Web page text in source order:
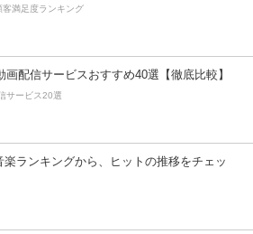
客満足度ランキング
画配信サービスおすすめ40選【徹底比較】
サービス20選
楽ランキングから、ヒットの推移をチェッ